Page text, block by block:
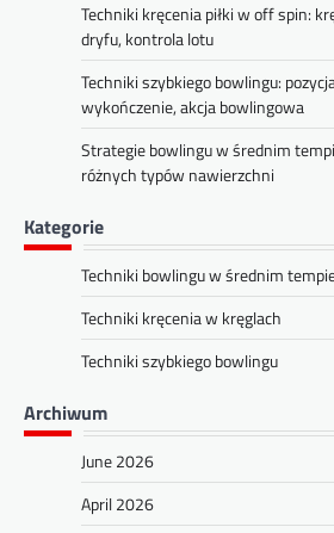
Techniki kręcenia piłki w off spin:
dryfu, kontrola lotu
Techniki szybkiego bowlingu:
wykończenie, akcja bowlingowa
Strategie bowlingu w średnim
różnych typów nawierzchni
Kategorie
Techniki bowlingu w średnim
Techniki kręcenia w kręglach
Techniki szybkiego bowlingu
Archiwum
June 2026
April 2026